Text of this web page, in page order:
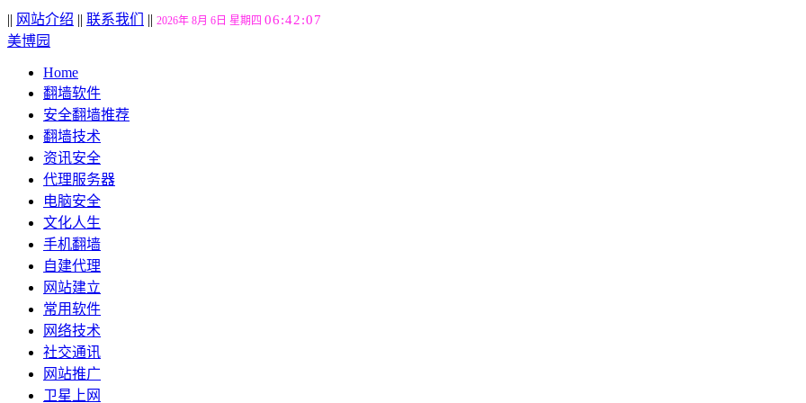
|| 网站介绍 || 联系我们 || 2026年 8月 6日 星期四 06:42:08
美博园
Home
翻墙软件
安全翻墙推荐
翻墙技术
资讯安全
代理服务器
电脑安全
文化人生
手机翻墙
自建代理
网站建立
常用软件
网络技术
社交通讯
网站推广
卫星上网